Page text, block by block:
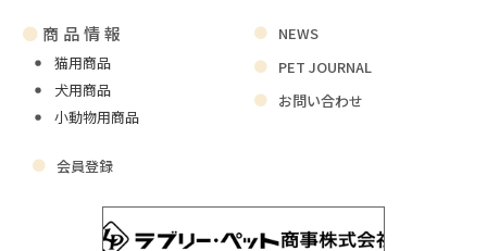
● 商品情報
猫用商品
犬用商品
小動物用商品
NEWS
PET JOURNAL
お問い合わせ
会員登録